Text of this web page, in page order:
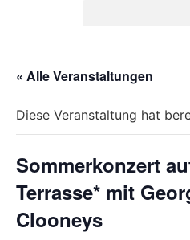
« Alle Veranstaltungen
Diese Veranstaltung hat
Sommerkonzert
Terrasse* mit
Clooneys